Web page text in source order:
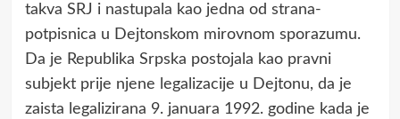
takva SRJ i nastupala kao jedna od strana-
potpisnica u Dejtonskom mirovnom sporazumu.
Da je Republika Srpska postojala kao pravni
subjekt prije njene legalizacije u Dejtonu, da je
zaista legalizirana 9. januara 1992. godine kada je